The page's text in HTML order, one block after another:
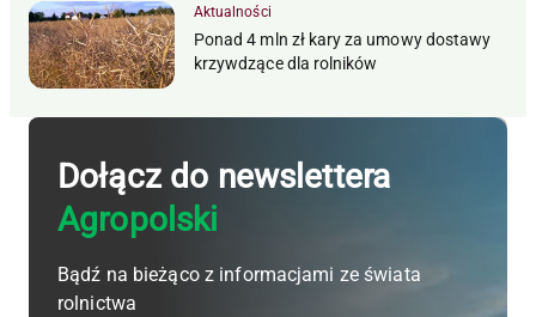
Aktualności
Ponad 4 mln zł kary za umowy dostawy
krzywdzące dla rolników
Dołącz do newslettera
Agropolski
Bądź na bieżąco z informacjami ze świata
rolnictwa